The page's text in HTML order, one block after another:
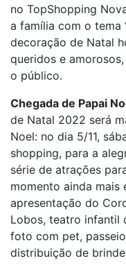
no TopShopping
a família com o tema
decoração de Natal
queridos e
o público.
Chegada de Papai
de Natal 2022 será
Noel: no dia 5/11,
shopping, para a
série de atrações
momento ainda mais
apresentação do
Lobos, teatro infantil
foto com pet,
distribuição de